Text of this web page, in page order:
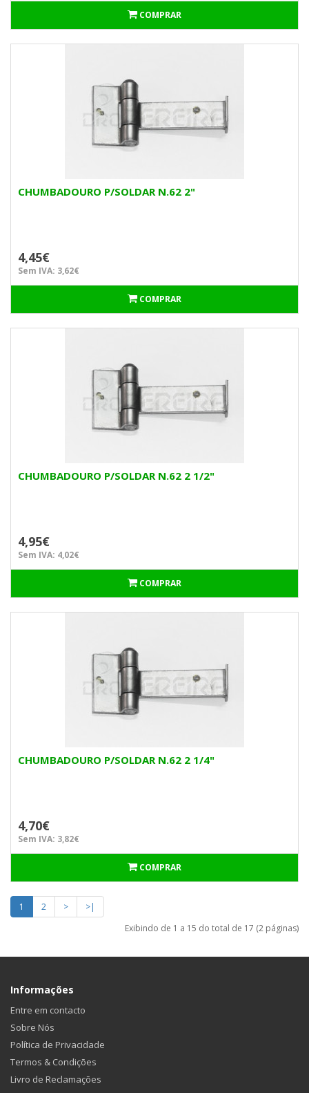
COMPRAR
CHUMBADOURO P/SOLDAR N.62 2"
4,45€
Sem IVA: 3,62€
COMPRAR
CHUMBADOURO P/SOLDAR N.62 2 1/2"
4,95€
Sem IVA: 4,02€
COMPRAR
CHUMBADOURO P/SOLDAR N.62 2 1/4"
4,70€
Sem IVA: 3,82€
COMPRAR
1 2 >
>|
Exibindo de 1 a 15 do total de 17 (2 páginas)
Informações
Entre em contacto
Sobre Nós
Política de Privacidade
Termos & Condições
Livro de Reclamações